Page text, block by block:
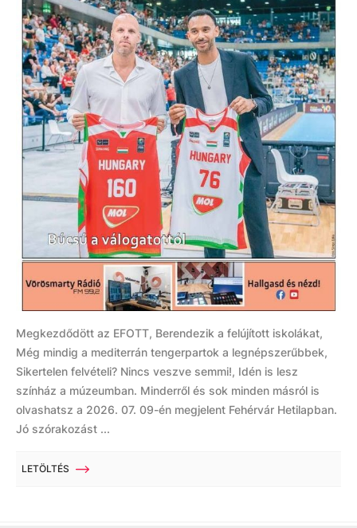
Megkezdődött az EFOTT, Berendezik a felújított iskolákat,
Még mindig a mediterrán tengerpartok a legnépszerűbbek,
Sikertelen felvételi? Nincs veszve semmi!, Idén is lesz
színház a múzeumban. Minderről és sok minden másról is
olvashatsz a 2026. 07. 09-én megjelent Fehérvár Hetilapban.
Jó szórakozást ...
LETÖLTÉS